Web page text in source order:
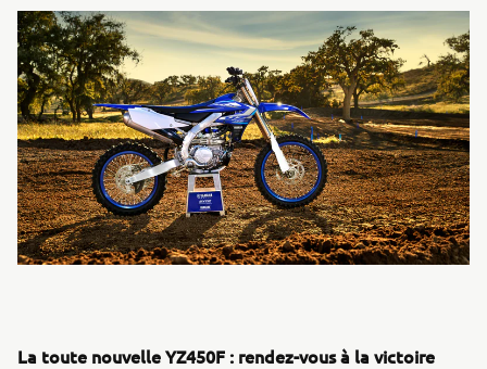
La toute nouvelle YZ450F : rendez-vous à la victoire